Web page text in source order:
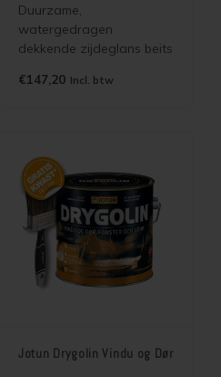
Duurzame,
watergedragen
dekkende zijdeglans beits
buiten die de
mogelijk maakt.
€147,20 Incl. btw
Jotun Drygolin Vindu og Dør